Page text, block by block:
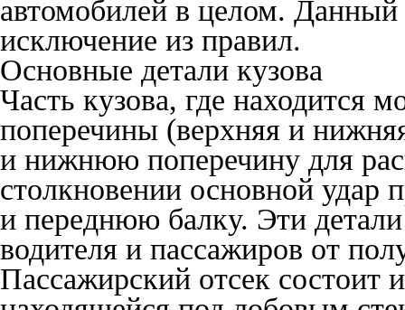
автомобилей в целом. Данный
исключение из правил.
Основные детали кузова
Часть кузова, где находится
поперечины (верхняя и
и нижнюю поперечину для
столкновении основной удар
и переднюю балку. Эти детали
водителя и пассажиров от
Пассажирский отсек состоит